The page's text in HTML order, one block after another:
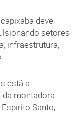
deve
setores
infraestrutura,
está a
da montadora
Santo,